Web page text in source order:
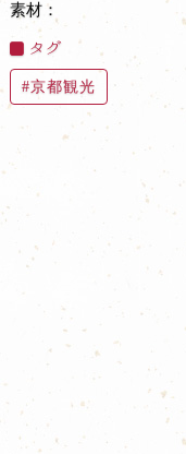
素材：
タグ
京都観光